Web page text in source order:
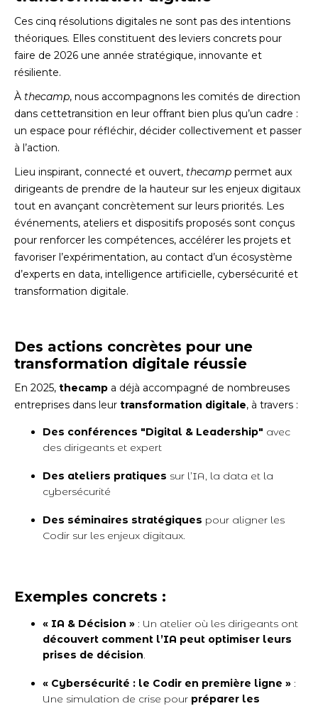
Ces cinq résolutions digitales ne sont pas des intentions
théoriques. Elles constituent des leviers concrets pour
faire de 2026 une année stratégique, innovante et
résiliente.
À thecamp, nous accompagnons les comités de direction
dans cettetransition en leur offrant bien plus qu’un cadre :
un espace pour réfléchir, décider collectivement et passer
à l’action.
Lieu inspirant, connecté et ouvert, thecamp permet aux
dirigeants de prendre de la hauteur sur les enjeux digitaux
tout en avançant concrètement sur leurs priorités. Les
événements, ateliers et dispositifs proposés sont conçus
pour renforcer les compétences, accélérer les projets et
favoriser l’expérimentation, au contact d’un écosystème
d’experts en data, intelligence artificielle, cybersécurité et
transformation digitale.
Des actions concrètes pour une
transformation digitale réussie
En 2025, thecamp a déjà accompagné de nombreuses
entreprises dans leur transformation digitale, à travers :
Des conférences "Digital & Leadership" avec
des dirigeants et expert
Des ateliers pratiques sur l’IA, la data et la
cybersécurité
Des séminaires stratégiques pour aligner les
Codir sur les enjeux digitaux.
Exemples concrets :
« IA & Décision » : Un atelier où les dirigeants ont
découvert comment l’IA peut optimiser leurs
prises de décision
« Cybersécurité : le Codir en première ligne » :
Une simulation de crise pour préparer les